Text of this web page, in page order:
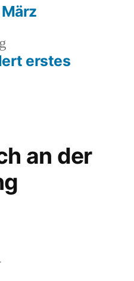
Beitrag:
erstes
an der